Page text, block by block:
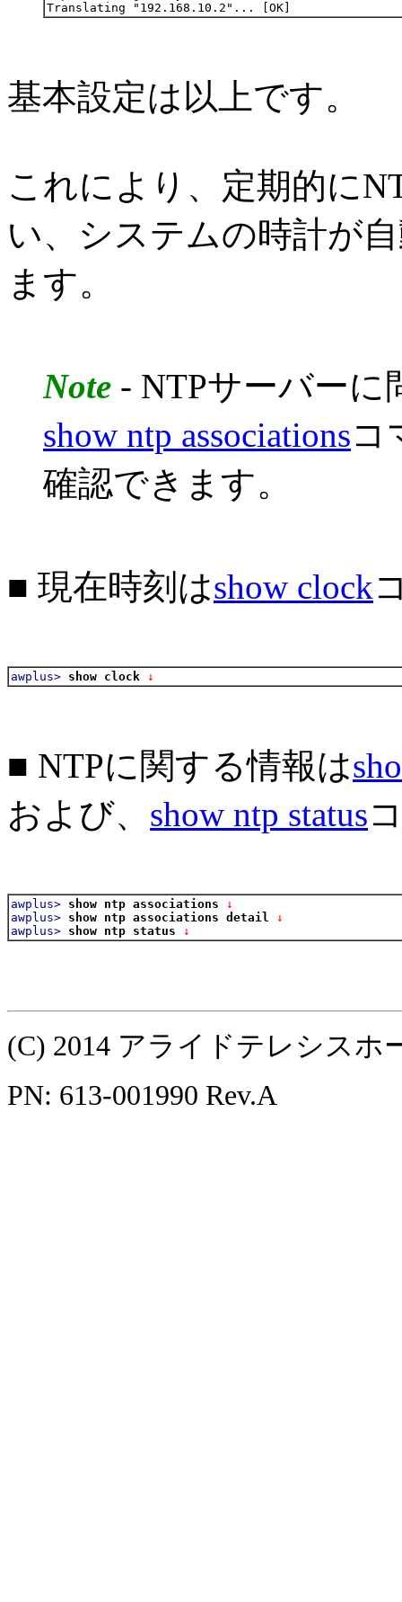
基本設定は以上です。
これにより、定期的に
い、システムの時計が
ます。
Note - NTPサーバー
show ntp associationsコ
確認できます。
■ 現在時刻はshow clock
awplus> show clock ↓
■ NTPに関する情報は
および、 show ntp status
awplus> show ntp associations ↓
awplus> show ntp associations detail
↓
awplus> show ntp status ↓
(C) 2014 アライドテレシスホ
PN: 613-001990 Rev.A